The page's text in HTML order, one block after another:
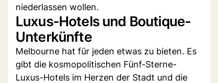
niederlassen wollen.
Luxus-Hotels und Boutique-
Unterkünfte
Melbourne hat für jeden etwas zu bieten. Es
gibt die kosmopolitischen Fünf-Sterne-
Luxus-Hotels im Herzen der Stadt und die